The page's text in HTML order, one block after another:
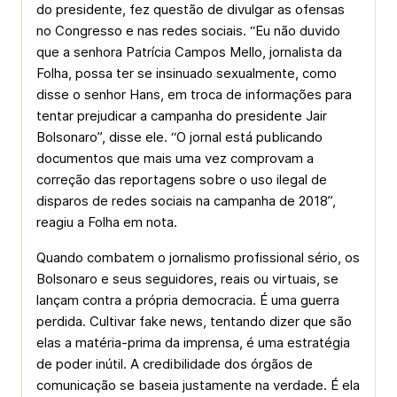
do presidente, fez questão de divulgar as ofensas
no Congresso e nas redes sociais. “Eu não duvido
que a senhora Patrícia Campos Mello, jornalista da
Folha, possa ter se insinuado sexualmente, como
disse o senhor Hans, em troca de informações para
tentar prejudicar a campanha do presidente Jair
Bolsonaro”, disse ele. “O jornal está publicando
documentos que mais uma vez comprovam a
correção das reportagens sobre o uso ilegal de
disparos de redes sociais na campanha de 2018”,
reagiu a Folha em nota.
Quando combatem o jornalismo profissional sério, os
Bolsonaro e seus seguidores, reais ou virtuais, se
lançam contra a própria democracia. É uma guerra
perdida. Cultivar fake news, tentando dizer que são
elas a matéria-prima da imprensa, é uma estratégia
de poder inútil. A credibilidade dos órgãos de
comunicação se baseia justamente na verdade. É ela